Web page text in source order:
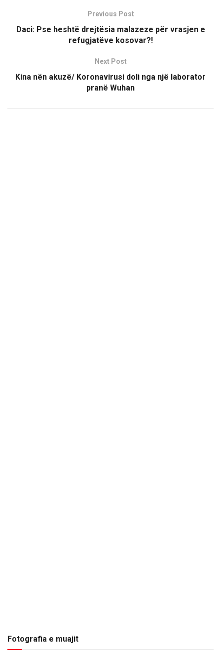
Previous Post
Daci: Pse heshtë drejtësia malazeze për vrasjen e
refugjatëve kosovar?!
Next Post
Kina nën akuzë/ Koronavirusi doli nga një laborator
pranë Wuhan
Fotografia e muajit